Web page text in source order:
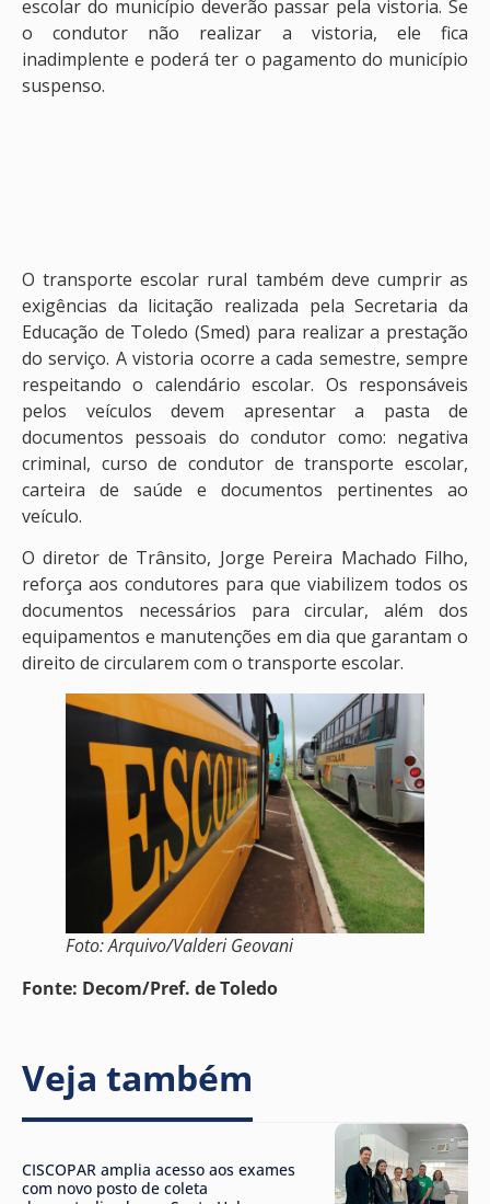
escolar do município deverão passar pela vistoria. Se
o condutor não realizar a vistoria, ele fica
inadimplente e poderá ter o pagamento do município
suspenso.
O transporte escolar rural também deve cumprir as
exigências da licitação realizada pela Secretaria da
Educação de Toledo (Smed) para realizar a prestação
do serviço. A vistoria ocorre a cada semestre, sempre
respeitando o calendário escolar. Os responsáveis
pelos veículos devem apresentar a pasta de
documentos pessoais do condutor como: negativa
criminal, curso de condutor de transporte escolar,
carteira de saúde e documentos pertinentes ao
veículo.
O diretor de Trânsito, Jorge Pereira Machado Filho,
reforça aos condutores para que viabilizem todos os
documentos necessários para circular, além dos
equipamentos e manutenções em dia que garantam o
direito de circularem com o transporte escolar.
Foto: Arquivo/Valderi Geovani
Fonte: Decom/Pref. de Toledo
Veja também
CISCOPAR amplia acesso aos exames
com novo posto de coleta